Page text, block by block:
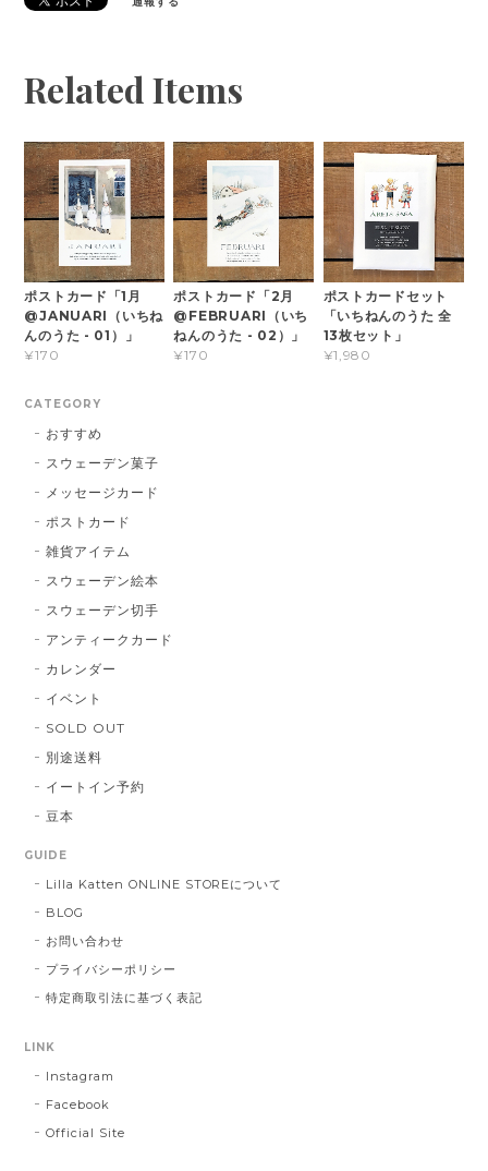
Related Items
ポストカード「1月
@JANUARI（いちね
んのうた - 01）」
¥170
ポストカード「2月
@FEBRUARI（いち
ねんのうた - 02）」
¥170
ポストカードセット
「いちねんのうた 全
13枚セット」
¥1,980
CATEGORY
おすすめ
スウェーデン菓子
メッセージカード
ポストカード
雑貨アイテム
スウェーデン絵本
スウェーデン切手
アンティークカード
カレンダー
イベント
SOLD OUT
別途送料
イートイン予約
豆本
GUIDE
Lilla Katten ONLINE STOREについて
BLOG
お問い合わせ
プライバシーポリシー
特定商取引法に基づく表記
LINK
Instagram
Facebook
Official Site